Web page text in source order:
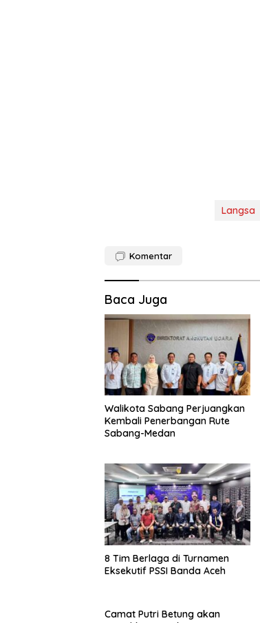
Langsa
Komentar
Baca Juga
Walikota Sabang Perjuangkan
Kembali Penerbangan Rute
Sabang-Medan
8 Tim Berlaga di Turnamen
Eksekutif PSSI Banda Aceh
Camat Putri Betung akan